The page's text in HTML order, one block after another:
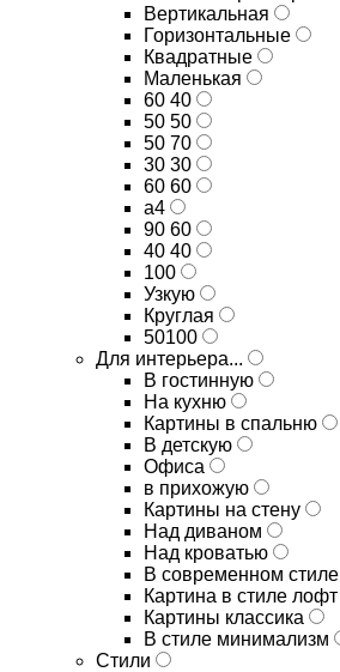
Вертикальная
Горизонтальные
Квадратные
Маленькая
60 40
50 50
50 70
30 30
60 60
а4
90 60
40 40
100
Узкую
Круглая
50100
Для интерьера...
В гостинную
На кухню
Картины в спальню
В детскую
Офиса
в прихожую
Картины на стену
Над диваном
Над кроватью
В современном стиле
Картина в стиле лофт
Картины классика
В стиле минимализм
Стили